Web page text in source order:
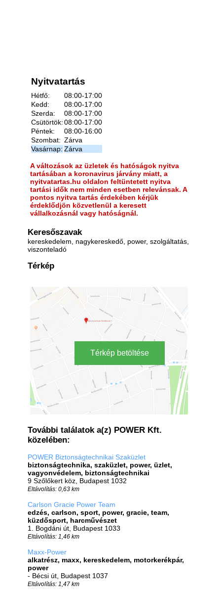
Nyitvatartás
Hétfő:
08:00-17:00
Kedd:
08:00-17:00
Szerda:
08:00-17:00
Csütörtök:08:00-17:00
Péntek:
08:00-16:00
Szombat: Zárva
Vasárnap: Zárva
A változások az üzletek és hatóságok nyitva
tartásában a koronavirus járvány miatt, a
nyitvatartas.hu oldalon feltüntetett nyitva
tartási idők nem minden esetben relevánsak. A
pontos nyitva tartás érdekében kérjük
érdeklődjön közvetlenül a keresett
vállalkozásnál vagy hatóságnál.
Keresőszavak
kereskedelem, nagykereskedő, power, szolgáltatás,
viszonteladó
Térkép
Térkép betöltése
További találatok a(z) POWER Kft.
közelében:
POWER Biztonságtechnikai Szaküzlet
biztonságtechnika, szaküzlet, power, üzlet,
vagyonvédelem, biztonságtechnikai
9 Szőlőkert köz, Budapest 1032
Eltávolítás: 0,63 km
Carlson Gracie Power Team
edzés, carlson, sport, power, gracie, team,
küzdősport, harcművészet
1. Bogdáni út, Budapest 1033
Eltávolítás: 1,46 km
Maxx-Power
alkatrész, maxx, kereskedelem, motorkerékpár,
power
- Bécsi út, Budapest 1037
Eltávolítás: 1,47 km